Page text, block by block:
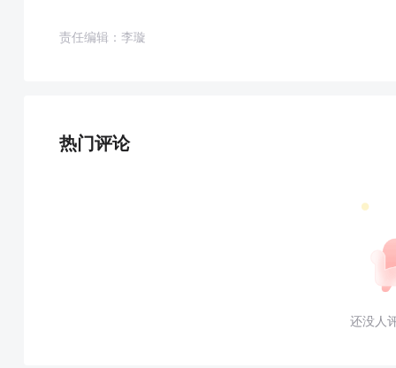
责任编辑：李璇
热门评论
还没人